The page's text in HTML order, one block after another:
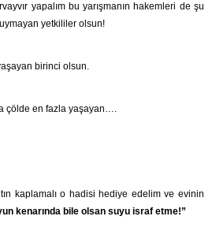
yapalım bu yarışmanın hakemleri de şu
yetkililer olsun!
birinci olsun.
çölde en fazla yaşayan….
kaplamalı o hadisi hediye edelim ve evinin
kenarında bile olsan suyu israf etme!”